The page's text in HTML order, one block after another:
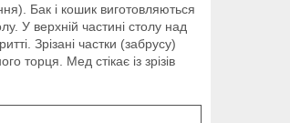
Бак і кошик виготовляються
У верхній частині столу над
Зрізані частки (забрусу)
торця. Мед стікає із зрізів